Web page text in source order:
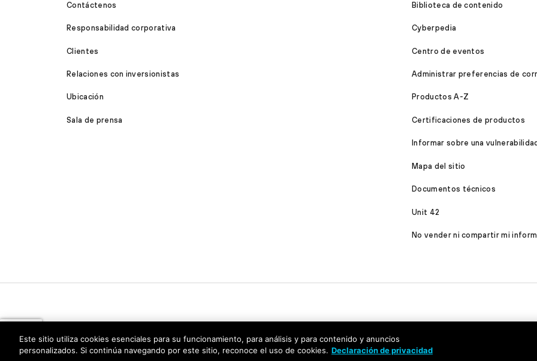
Contáctenos
Responsabilidad corporativa
Clientes
Relaciones con inversionistas
Ubicación
Sala de prensa
Biblioteca de contenido
Cyberpedia
Centro de eventos
Administrar preferencias de
Productos A-Z
Certificaciones de productos
Informar sobre una vulnerabilidad
Mapa del sitio
Documentos técnicos
Unit 42
No vender ni compartir mi
Este sitio utiliza cookies esenciales para su funcionamiento, para análisis y para contenido y anuncios
personalizados. Si continúa navegando por este sitio, reconoce el uso de cookies. Declaración de privacidad